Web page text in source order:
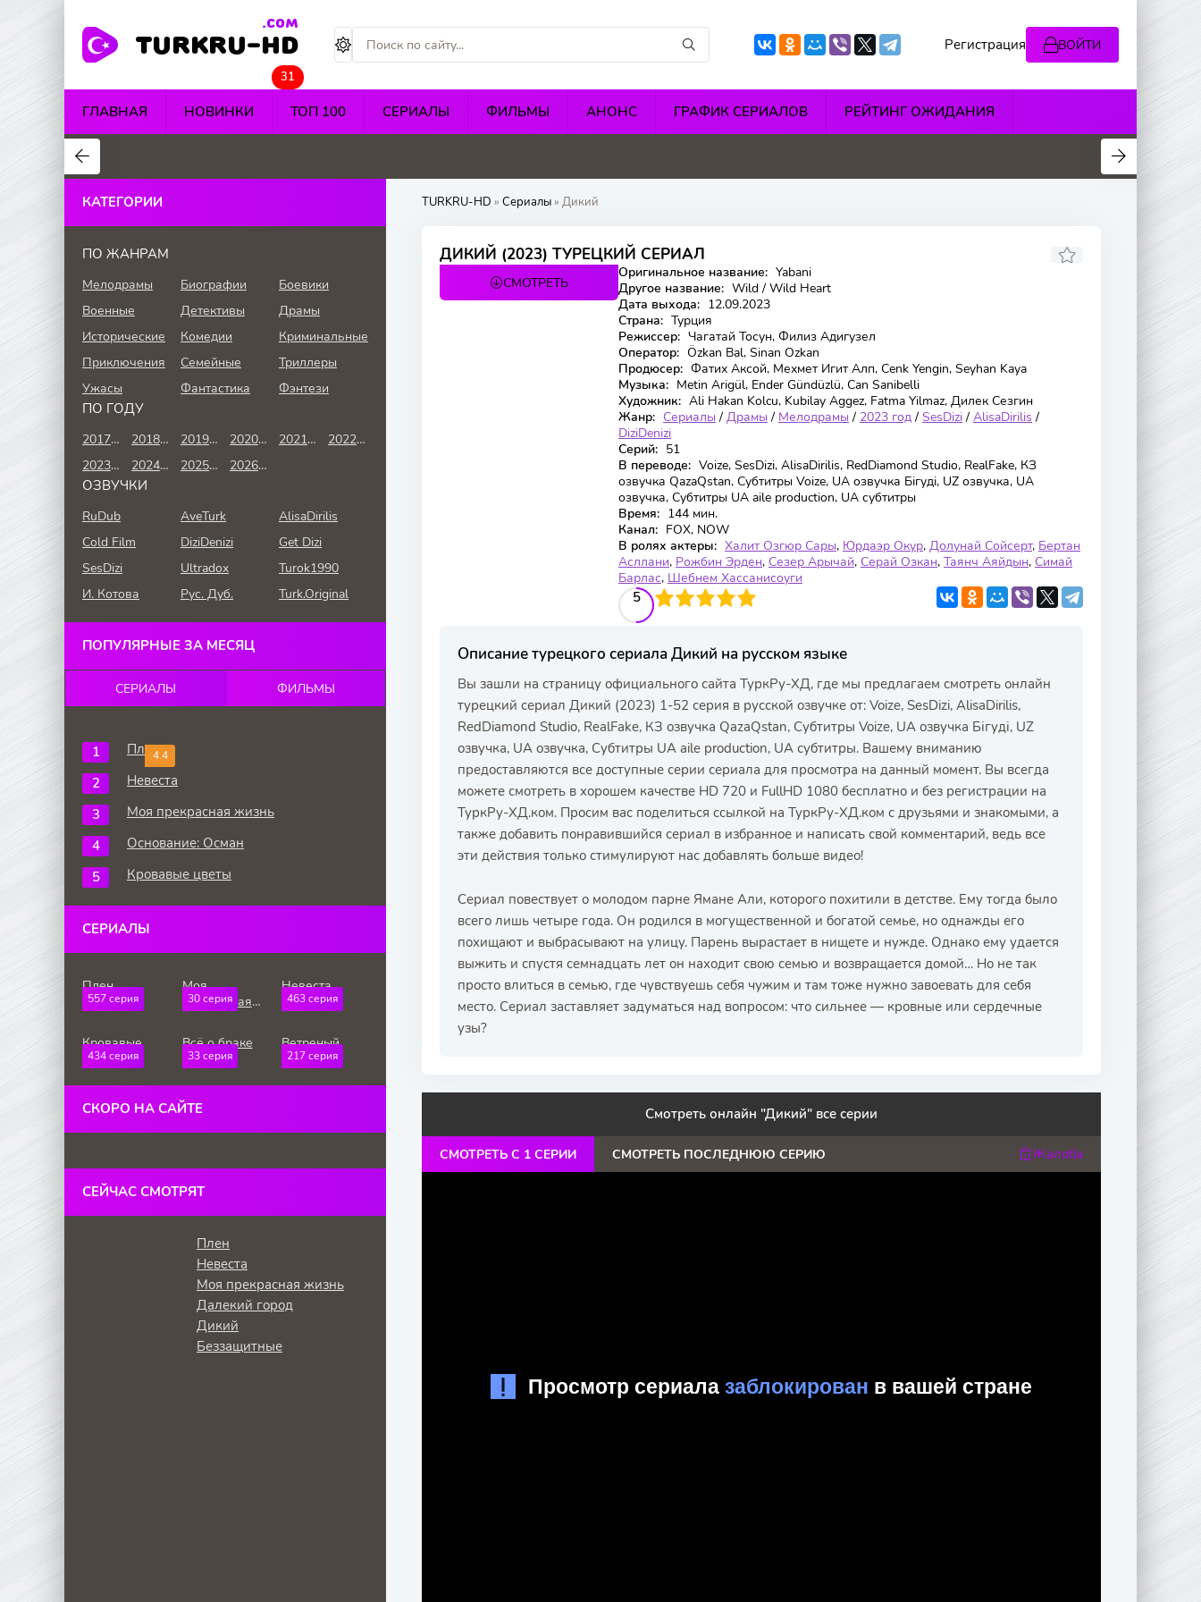
TURKRU-HD
.COM
Регистрация ВОЙТИ
ГЛАВНАЯ НОВИНКИ
31
ТОП 100 СЕРИАЛЫ ФИЛЬМЫ АНОНС ГРАФИК СЕРИАЛОВ РЕЙТИНГ ОЖИДАНИЯ
4.4
TURKRU-HD » Сериалы» Дикий
ДИКИЙ (2023) ТУРЕЦКИЙ СЕРИАЛ
8.508 7
СМОТРЕТЬ
Оригинальное название: Yabani
Другое название: Wild / Wild Heart
Дата выхода: 12.09.2023
Страна: Турция
Режиссер: Чагатай Тосун, Филиз Адигузел
Оператор: Özkan Bal, Sinan Ozkan
Продюсер: Фатих Аксой, Мехмет Игит Алп, Cenk Yengin, Seyhan Kaya
Музыка: Metin Arigül, Ender Gündüzlü, Can Sanibelli
Художник: Ali Hakan Kolcu, Kubilay Aggez, Fatma Yilmaz, Дилек Сезгин
Жанр: Сериалы / Драмы / Мелодрамы / 2023 год / SesDizi / AlisaDirilis /
DiziDenizi
Серий: 51
В переводе: Voize, SesDizi, AlisaDirilis, RedDiamond Studio, RealFake, КЗ
озвучка QazaQstan, Субтитры Voize, UA озвучка Бігуді, UZ озвучка, UA
озвучка, Субтитры UA aile production, UA субтитры
Время: 144 мин.
Канал: FOX, NOW
В ролях актеры: Халит Озгюр Сары, Юрдаэр Окур, Долунай Сойсерт, Бертан
Асллани, Рожбин Эрден, Сезер Арычай, Серай Озкан, Таянч Аяйдын, Симай
Барлас, Шебнем Хассанисоуги
5
4 5
Описание турецкого сериала Дикий на русском языке
Вы зашли на страницу официального сайта ТуркРу-ХД, где мы предлагаем смотреть онлайн
турецкий сериал Дикий (2023) 1-52 серия в русской озвучке от: Voize, SesDizi, AlisaDirilis,
RedDiamond Studio, RealFake, КЗ озвучка QazaQstan, Субтитры Voize, UA озвучка Бігуді, UZ
озвучка, UA озвучка, Субтитры UA aile production, UA субтитры. Вашему вниманию
предоставляются все доступные серии сериала для просмотра на данный момент. Вы всегда
можете смотреть в хорошем качестве HD 720 и FullHD 1080 бесплатно и без регистрации на
ТуркРу-ХД.ком. Просим вас поделиться ссылкой на ТуркРу-ХД.ком с друзьями и знакомыми, а
также добавить понравившийся сериал в избранное и написать свой комментарий, ведь все
эти действия только стимулируют нас добавлять больше видео!
Сериал повествует о молодом парне Ямане Али, которого похитили в детстве. Ему тогда было
всего лишь четыре года. Он родился в могущественной и богатой семье, но однажды его
похищают и выбрасывают на улицу. Парень вырастает в нищете и нужде. Однако ему удается
выжить и спустя семнадцать лет он находит свою семью и возвращается домой… Но не так
просто влиться в семью, где чувствуешь себя чужим и там тоже нужно завоевать для себя
место. Сериал заставляет задуматься над вопросом: что сильнее — кровные или сердечные
узы?
Смотреть онлайн "Дикий" все серии
СМОТРЕТЬ С 1 СЕРИИ СМОТРЕТЬ ПОСЛЕДНЮЮ СЕРИЮ Жалоба
КАТЕГОРИИ
ПО ЖАНРАМ
Мелодрамы Биографии
Боевики
Военные
Детективы
Драмы
Исторические
Комедии
Криминальные
Приключения
Семейные
Триллеры
Ужасы
Фантастика Фэнтези
ПО ГОДУ
2017 год 2018 год 2019 год 2020 год 2021 год
2022 год
2023 год
2024 год 2025 год 2026 год
ОЗВУЧКИ
RuDub AveTurk
AlisaDirilis
Cold Film
DiziDenizi
Get Dizi
SesDizi
Ultradox
Turok1990
И. Котова
Рус. Дуб. Turk.Original
ПОПУЛЯРНЫЕ ЗА МЕСЯЦ
СЕРИАЛЫ ФИЛЬМЫ
4.4
Плен
Невеста
Моя прекрасная жизнь
Основание: Осман
Кровавые цветы
СЕРИАЛЫ
557 серия
Плен
30 серия
Моя
прекрасная
463 серия
Невеста
434 серия
Кровавые
цветы
33 серия
Всё о браке
217 серия
Ветреный
холм
СКОРО НА САЙТЕ
СЕЙЧАС СМОТРЯТ
Плен
Невеста
Моя прекрасная жизнь
Далекий город
Дикий
Беззащитные